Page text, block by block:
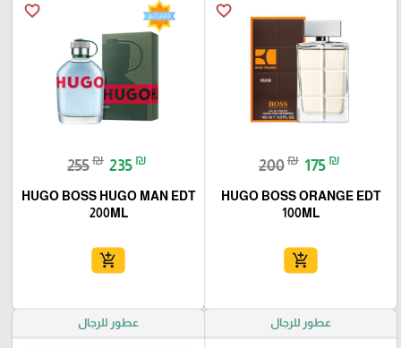
favorite_border
200₪ 175 ₪
HUGO BOSS ORANGE EDT
100ML
add_shopping_cart
favorite_border
255₪ 235 ₪
HUGO BOSS HUGO MAN EDT
200ML
add_shopping_cart
عطور للرجال عطور للرجال